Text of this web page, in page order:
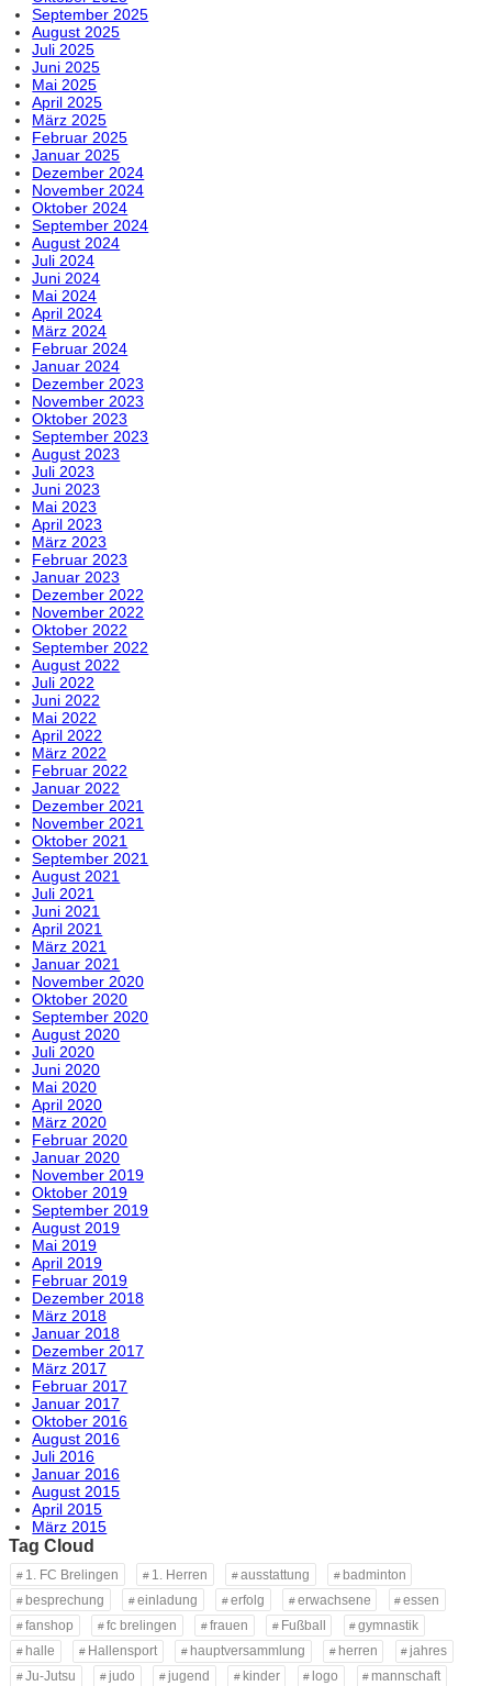
September 2025
August 2025
Juli 2025
Juni 2025
Mai 2025
April 2025
März 2025
Februar 2025
Januar 2025
Dezember 2024
November 2024
Oktober 2024
September 2024
August 2024
Juli 2024
Juni 2024
Mai 2024
April 2024
März 2024
Februar 2024
Januar 2024
Dezember 2023
November 2023
Oktober 2023
September 2023
August 2023
Juli 2023
Juni 2023
Mai 2023
April 2023
März 2023
Februar 2023
Januar 2023
Dezember 2022
November 2022
Oktober 2022
September 2022
August 2022
Juli 2022
Juni 2022
Mai 2022
April 2022
März 2022
Februar 2022
Januar 2022
Dezember 2021
November 2021
Oktober 2021
September 2021
August 2021
Juli 2021
Juni 2021
April 2021
März 2021
Januar 2021
November 2020
Oktober 2020
September 2020
August 2020
Juli 2020
Juni 2020
Mai 2020
April 2020
März 2020
Februar 2020
Januar 2020
November 2019
Oktober 2019
September 2019
August 2019
Mai 2019
April 2019
Februar 2019
Dezember 2018
März 2018
Januar 2018
Dezember 2017
März 2017
Februar 2017
Januar 2017
Oktober 2016
August 2016
Juli 2016
Januar 2016
August 2015
April 2015
März 2015
Tag Cloud
1. FC Brelingen 1. Herren ausstattung
badminton
besprechung
einladung erfolg erwachsene
essen
fanshop
fc brelingen frauen Fußball
gymnastik
halle
Hallensport hauptversammlung herren
jahres
Ju-Jutsu
judo jugend kinder logo
mannschaft